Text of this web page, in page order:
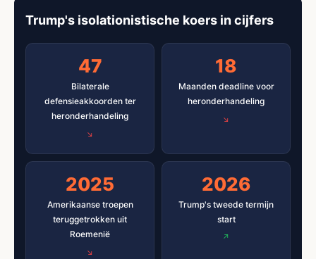
Trump's isolationistische koers in cijfers
47
Bilaterale
defensieakkoorden ter
heronderhandeling
18
Maanden deadline voor
heronderhandeling
2025
Amerikaanse troepen
teruggetrokken uit
Roemenië
2026
Trump's tweede termijn
start